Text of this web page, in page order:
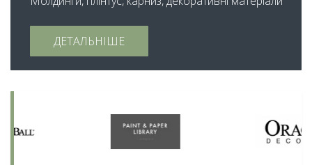
ДЕТАЛЬНІШЕ